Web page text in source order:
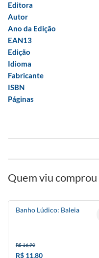
Editora
Autor
Ano da Edição
EAN13
Edição
Idioma
Fabricante
ISBN
Páginas
Quem viu
Banho Lúdico: Baleia
R$ 16,90
R$ 11,80